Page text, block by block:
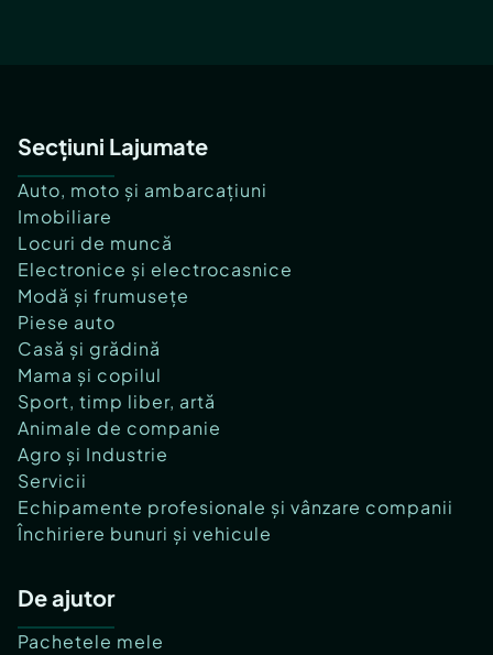
Secțiuni Lajumate
Auto, moto și ambarcațiuni
Imobiliare
Locuri de muncă
Electronice și electrocasnice
Modă și frumusețe
Piese auto
Casă și grădină
Mama și copilul
Sport, timp liber, artă
Animale de companie
Agro și Industrie
Servicii
Echipamente profesionale și vânzare companii
Închiriere bunuri și vehicule
De ajutor
Pachetele mele